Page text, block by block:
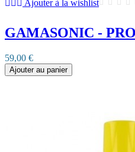
Ajouter à la wishlist
GAMASONIC -
59,00 €
Ajouter au panier